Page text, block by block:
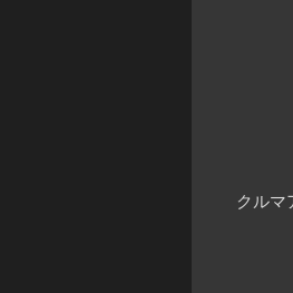
クルマ